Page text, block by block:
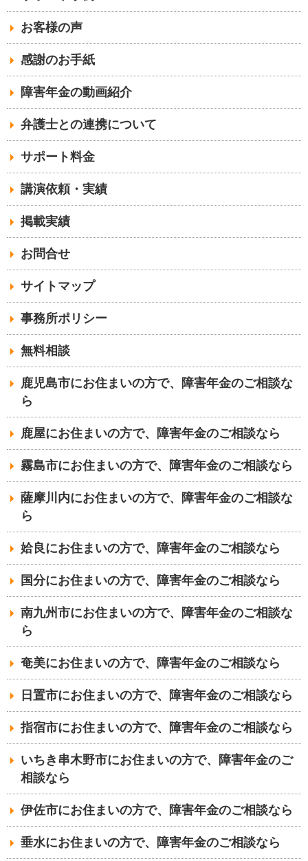
お客様の声
感謝のお手紙
障害年金の動画紹介
弁護士との連携について
サポート料金
講演依頼・実績
掲載実績
お問合せ
サイトマップ
事務所ポリシー
無料相談
鹿児島市にお住まいの方で、障害年金のご相談な
ら
鹿屋にお住まいの方で、障害年金のご相談なら
霧島市にお住まいの方で、障害年金のご相談なら
薩摩川内にお住まいの方で、障害年金のご相談な
ら
姶良にお住まいの方で、障害年金のご相談なら
国分にお住まいの方で、障害年金のご相談なら
南九州市にお住まいの方で、障害年金のご相談な
ら
奄美にお住まいの方で、障害年金のご相談なら
日置市にお住まいの方で、障害年金のご相談なら
指宿市にお住まいの方で、障害年金のご相談なら
いちき串木野市にお住まいの方で、障害年金のご
相談なら
伊佐市にお住まいの方で、障害年金のご相談なら
垂水にお住まいの方で、障害年金のご相談なら